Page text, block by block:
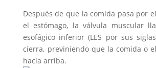
Después de que la comida pasa por
el estómago, la válvula muscular
esofágico inferior (LES por sus
cierra, previniendo que la comida o
hacia arriba.